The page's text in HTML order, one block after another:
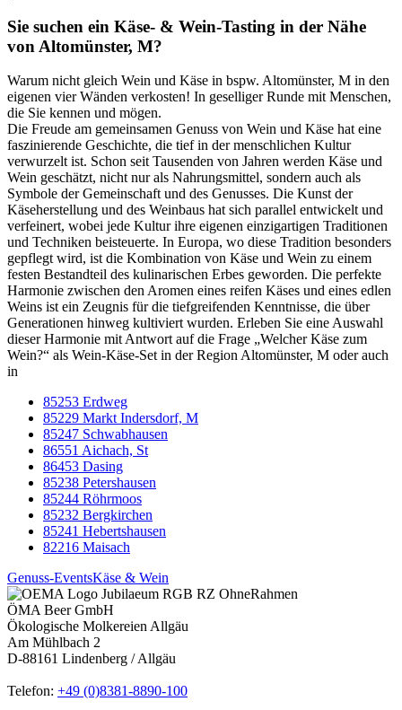
Sie suchen ein Käse- & Wein-Tasting in der Nähe
von Altomünster, M?
Warum nicht gleich Wein und Käse in bspw. Altomünster, M in den
eigenen vier Wänden verkosten! In geselliger Runde mit Menschen,
die Sie kennen und mögen.
Die Freude am gemeinsamen Genuss von Wein und Käse hat eine
faszinierende Geschichte, die tief in der menschlichen Kultur
verwurzelt ist. Schon seit Tausenden von Jahren werden Käse und
Wein geschätzt, nicht nur als Nahrungsmittel, sondern auch als
Symbole der Gemeinschaft und des Genusses. Die Kunst der
Käseherstellung und des Weinbaus hat sich parallel entwickelt und
verfeinert, wobei jede Kultur ihre eigenen einzigartigen Traditionen
und Techniken beisteuerte. In Europa, wo diese Tradition besonders
gepflegt wird, ist die Kombination von Käse und Wein zu einem
festen Bestandteil des kulinarischen Erbes geworden. Die perfekte
Harmonie zwischen den Aromen eines reifen Käses und eines edlen
Weins ist ein Zeugnis für die tiefgreifenden Kenntnisse, die über
Generationen hinweg kultiviert wurden. Erleben Sie eine Auswahl
dieser Harmonie mit Antwort auf die Frage „Welcher Käse zum
Wein?“ als Wein-Käse-Set in der Region Altomünster, M oder auch
in
85253 Erdweg
85229 Markt Indersdorf, M
85247 Schwabhausen
86551 Aichach, St
86453 Dasing
85238 Petershausen
85244 Röhrmoos
85232 Bergkirchen
85241 Hebertshausen
82216 Maisach
Genuss-EventsKäse & Wein
ÖMA Beer GmbH
Ökologische Molkereien Allgäu
Am Mühlbach 2
D-88161 Lindenberg / Allgäu
Telefon: +49 (0)8381-8890-100